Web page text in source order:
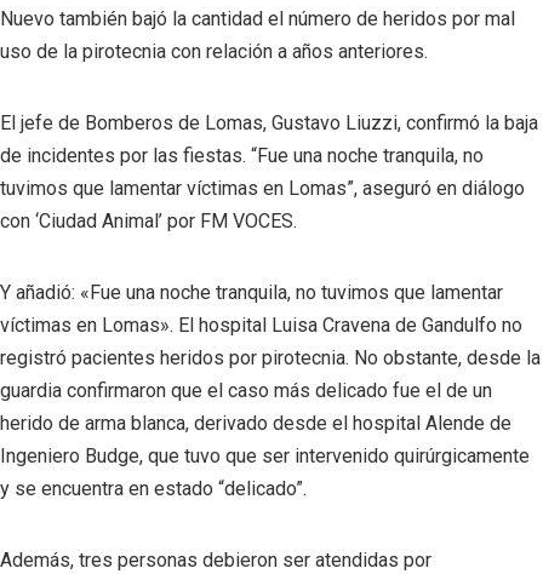
Nuevo también bajó la cantidad el número de heridos por mal
uso de la pirotecnia con relación a años anteriores.
El jefe de Bomberos de Lomas, Gustavo Liuzzi, confirmó la baja
de incidentes por las fiestas. “Fue una noche tranquila, no
tuvimos que lamentar víctimas en Lomas”, aseguró en diálogo
con ‘Ciudad Animal’ por FM VOCES.
Y añadió: «Fue una noche tranquila, no tuvimos que lamentar
víctimas en Lomas». El hospital Luisa Cravena de Gandulfo no
registró pacientes heridos por pirotecnia. No obstante, desde la
guardia confirmaron que el caso más delicado fue el de un
herido de arma blanca, derivado desde el hospital Alende de
Ingeniero Budge, que tuvo que ser intervenido quirúrgicamente
y se encuentra en estado “delicado”.
Además, tres personas debieron ser atendidas por